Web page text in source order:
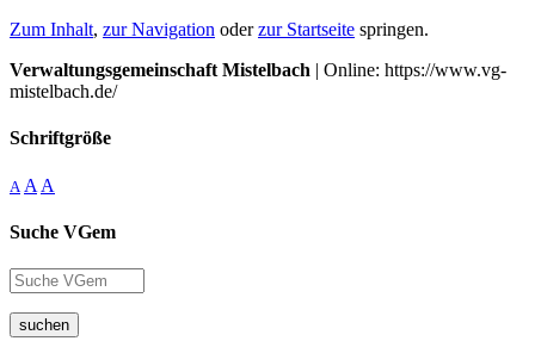
Zum Inhalt, zur Navigation oderzur Startseite springen.
Verwaltungsgemeinschaft Mistelbach | Online: https://www.vg-
mistelbach.de/
Schriftgröße
A A A
Suche VGem
suchen